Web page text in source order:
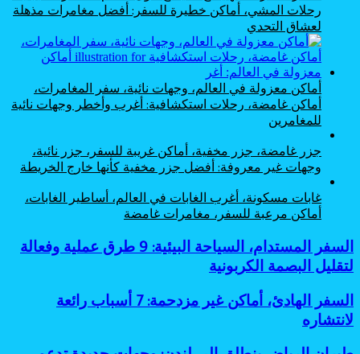
رحلات المشي، أماكن خطيرة للسفر: أفضل مغامرات مذهلة
لعشاق التحدي
أماكن معزولة في العالم، وجهات نائية، سفر المغامرات،
أماكن غامضة، رحلات استكشافية: أغرب وأخطر وجهات نائية
للمغامرين
جزر غامضة، جزر مخفية، أماكن غريبة للسفر، جزر نائية،
وجهات غير معروفة: أفضل جزر مخفية كأنها خارج الخريطة
غابات مسكونة، أغرب الغابات في العالم، أساطير الغابات،
أماكن مرعبة للسفر، مغامرات غامضة
السفر
المستدام،
السياحة
9
طرق
وفعالة
السفر المستدام، السياحة البيئية: 9 طرق عملية وفعالة
لتقليل البصمة الكربونية
السفر
الهادئ،
أماكن
غير
السفر الهادئ، أماكن غير مزدحمة: 7 أسباب رائعة
لانتشاره
طيران